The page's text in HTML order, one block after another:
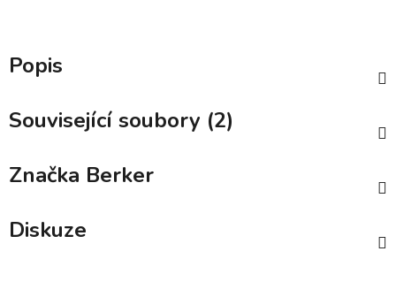
Popis
Související soubory (2)
Značka Berker
Diskuze